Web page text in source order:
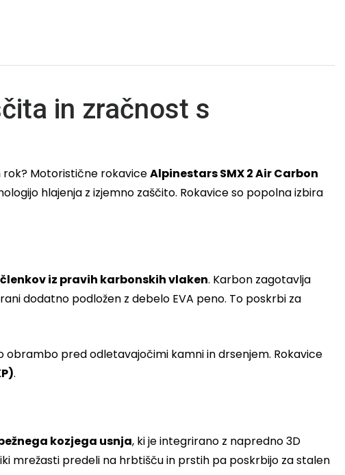
in zračnost s
rok? Motoristične rokaviceAlpinestars SMX 2 Air Carbon
hlajenja z izjemno zaščito. Rokavice so popolna izbira
iz pravih karbonskih vlaken. Karbon zagotavlja
dodatno podložen z debelo EVA peno. To poskrbi za
pred odletavajočimi kamni in drsenjem. Rokavice
.
kozjega usnja, ki je integrirano z napredno 3D
mrežasti predeli na hrbtišču in prstih pa poskrbijo za stalen